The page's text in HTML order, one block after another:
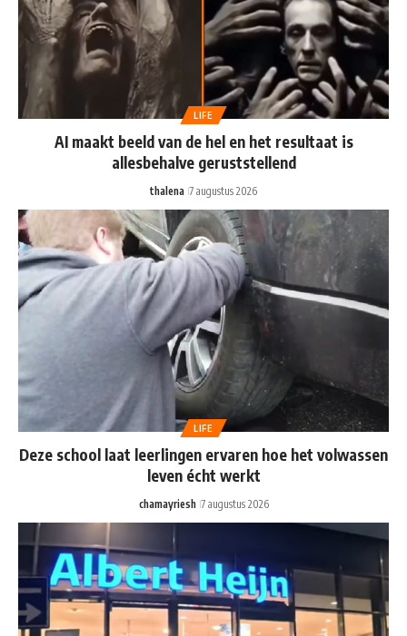
LIFE
AI maakt beeld van de hel en het resultaat is
allesbehalve geruststellend
thalena 7 augustus 2026
LIFE
Deze school laat leerlingen ervaren hoe het volwassen
leven écht werkt
chamayriesh 7 augustus 2026